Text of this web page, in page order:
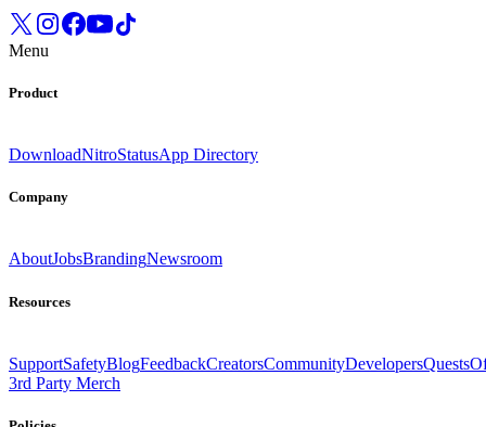
Menu
Product
DownloadNitroStatusApp Directory
Company
AboutJobsBrandingNewsroom
Resources
SupportSafetyBlogFeedbackCreatorsCommunityDevelopersQuests
3rd Party Merch